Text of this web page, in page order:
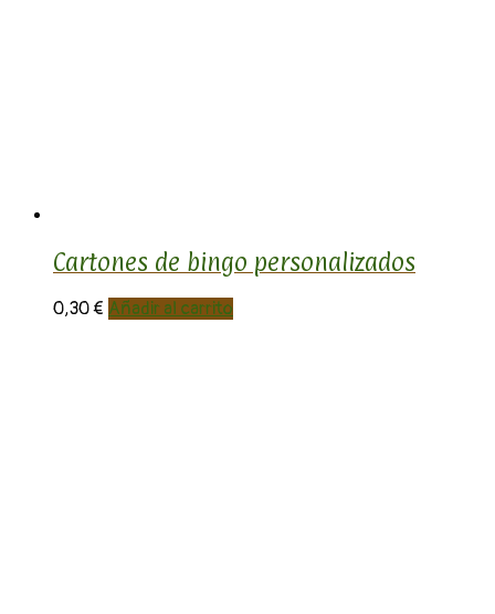
Cartones de bingo personalizados
0,30€ Añadir al carrito